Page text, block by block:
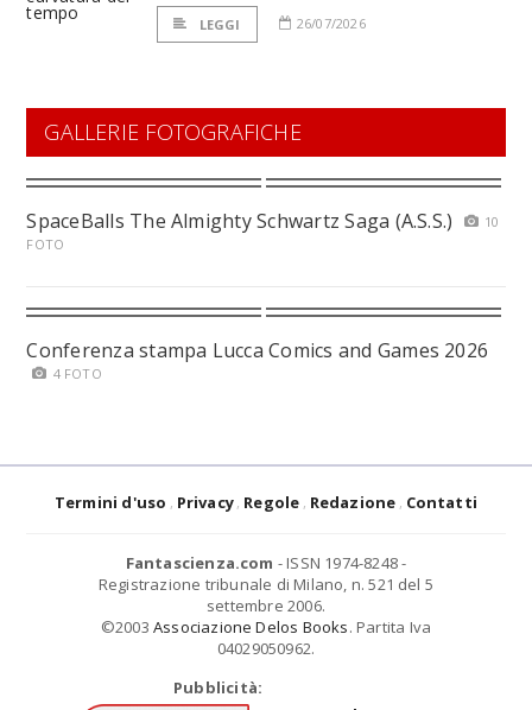
LEGGI 26/07/2026
GALLERIE FOTOGRAFICHE
SpaceBalls The Almighty Schwartz Saga (A.S.S.)
10
FOTO
Conferenza stampa Lucca Comics and Games 2026
4 FOTO
Termini d'uso Privacy Regole Redazione Contatti
Fantascienza.com - ISSN 1974-8248 -
Registrazione tribunale di Milano, n. 521 del 5
settembre 2006.
©2003 Associazione Delos Books. Partita Iva
04029050962.
Pubblicità: